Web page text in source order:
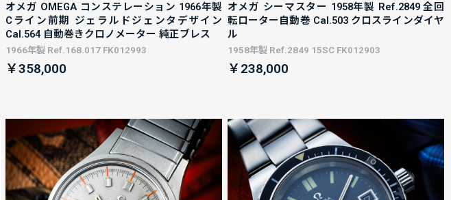
オメガ OMEGA コンステレーション 1966年製
Cライン前期 ジェラルドジェンタデザイン
Cal.564 自動巻きクロノメーター 純正ブレス
1966年製 Ref.168.017 FK012993
￥358,000
オメガ シーマスター 1958年製 Ref.2849 全回
転ローター自動巻 Cal.503 クロスラインダイヤ
ル
1958年製 Ref.2849 15SC FK012903
￥238,000